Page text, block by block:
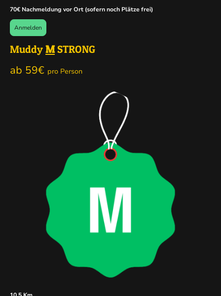
70€ Nachmeldung vor Ort (sofern noch Plätze frei)
Anmelden
MuddyMSTRONG
ab 59€ pro Person